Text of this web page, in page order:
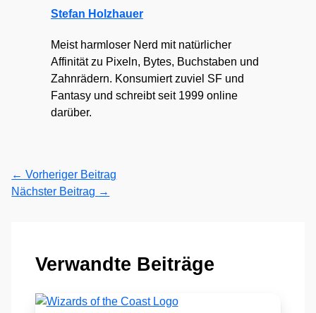
Stefan Holzhauer
Meist harmloser Nerd mit natürlicher
Affinität zu Pixeln, Bytes, Buchstaben und
Zahnrädern. Konsumiert zuviel SF und
Fantasy und schreibt seit 1999 online
darüber.
← Vorheriger Beitrag
Nächster Beitrag →
Verwandte Beiträge